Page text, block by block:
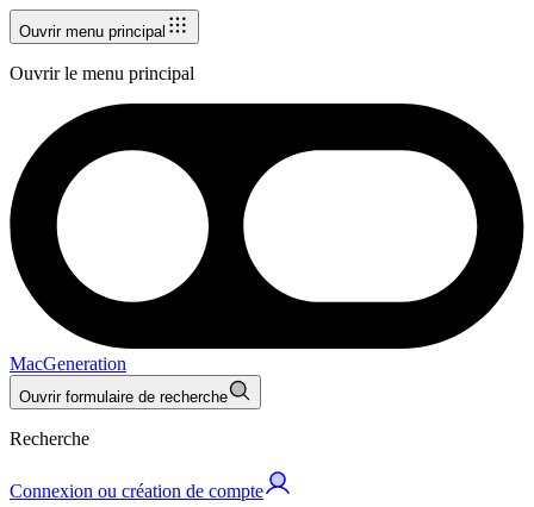
Ouvrir menu principal
Ouvrir le menu principal
MacGeneration
Ouvrir formulaire de recherche
Recherche
Connexion ou création de compte